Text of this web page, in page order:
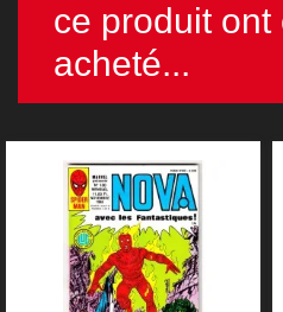
ce produit
acheté...